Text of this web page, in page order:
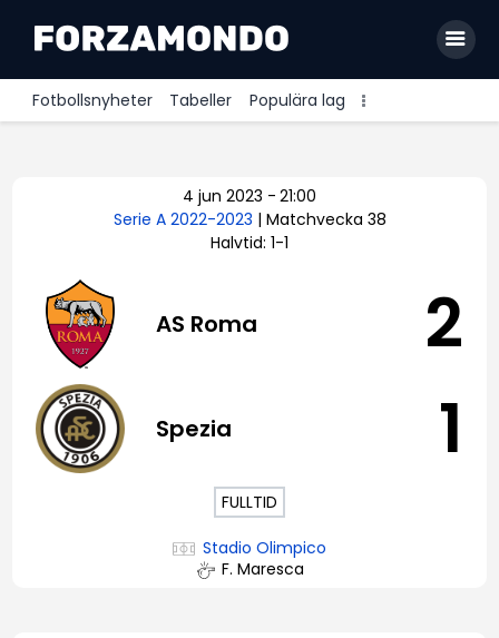
Fotbollsnyheter Tabeller Populära lag
Premier League
Bundesliga
Serie A
4 jun 2023 - 21:00
Serie A 2022-2023 | Matchvecka 38
Halvtid: 1-1
AS Roma 2
Spezia 1
FULLTID
Stadio Olimpico
F. Maresca